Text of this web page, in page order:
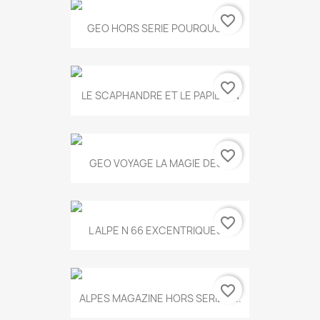
GEO HORS SERIE POURQUOI...
favorite_border
LE SCAPHANDRE ET LE PAPILLON
favorite_border
GEO VOYAGE LA MAGIE DES...
favorite_border
L ALPE N 66 EXCENTRIQUES...
favorite_border
ALPES MAGAZINE HORS SERIE N...
favorite_border